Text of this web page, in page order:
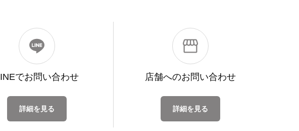
でお問い合わせ
詳細を見る
店舗へのお問い合わせ
詳細を見る